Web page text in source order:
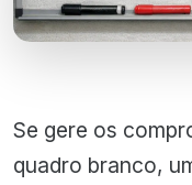
Se gere os
quadro branco,